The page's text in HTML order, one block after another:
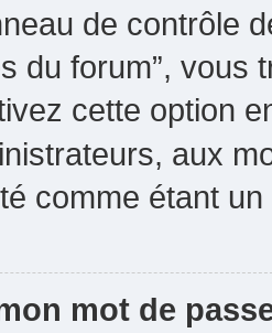
de contrôle
du forum”, vous
cette option
aux
comme étant
mot de